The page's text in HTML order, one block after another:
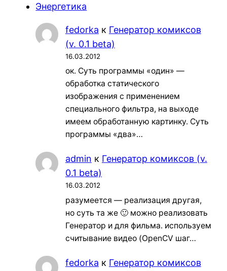
Энергетика
fedorka к Генератор комиксов
(v. 0.1 beta)
16.03.2012
ок. Суть программы «один» —
обработка статического
изображения с применением
специального фильтра, на выходе
имеем обработанную картинку. Суть
программы «два»…
admin к Генератор комиксов (v.
0.1 beta)
16.03.2012
разумеется — реализация другая,
но суть та же 🙂 можно реализовать
Генератор и для фильма. используем
считывание видео (OpenCV шаг…
fedorka к Генератор комиксов